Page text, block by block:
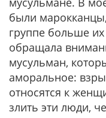
были
группе больше
обращала
мусульман,
аморальное:
относятся к
злить эти люди,